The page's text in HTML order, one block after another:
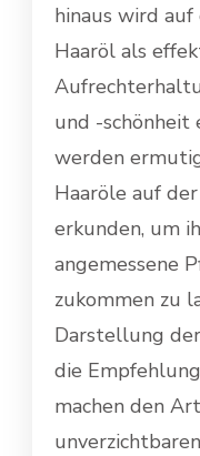
hinaus wird
Haaröl als
und -schönheit
werden
Haaröle auf
erkunden, um
angemessene
zukommen zu
Darstellung
die
machen den